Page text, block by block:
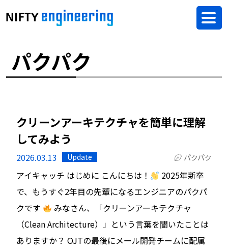
パクパク
クリーンアーキテクチャを簡単に理解
してみよう
2026.03.13 Update パクパク
アイキャッチ はじめに こんにちは！
2025年新卒
で、もうすぐ2年目の先輩になるエンジニアのパクパ
クです
みなさん、「クリーンアーキテクチャ
（Clean Architecture）」という言葉を聞いたことは
ありますか？ OJTの最後にメール開発チームに配属